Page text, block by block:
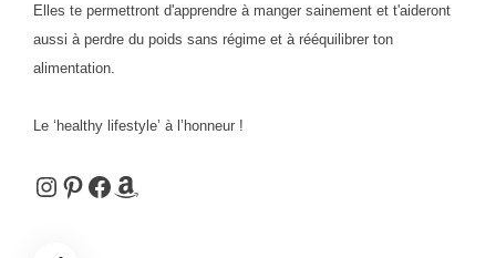
Elles te permettront d'apprendre à manger sainement et t'aideront
aussi à perdre du poids sans régime et à rééquilibrer ton
alimentation.
Le ‘healthy lifestyle’ à l’honneur !
Instagram
Pinterest
Facebook
Amazon